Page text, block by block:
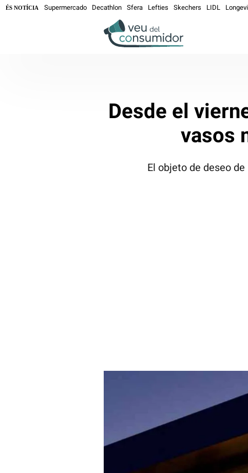
ÉS NOTÍCIA Supermercado Decathlon Sfera Lefties Skechers LIDL
Desde el
vasos
El objeto de deseo